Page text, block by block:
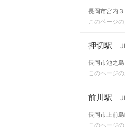
長岡市宮内
このページ
押切駅
長岡市池之島
このページ
前川駅
長岡市上前
このページ